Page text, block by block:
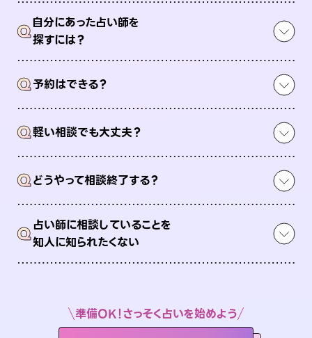
Q自分にあった占い師を
探すには？
Q予約はできる？
Q軽い相談でも大丈夫？
Qどうやって相談終了する？
Q占い師に相談していることを
知人に知られたくない
準備OK！さっそく占いを始めよう